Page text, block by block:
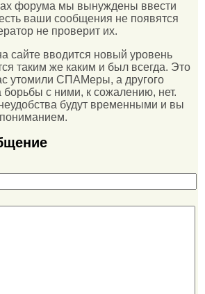
форума мы вынуждены ввести
ваши сообщения не появятся
не проверит их.
сайте вводится новый уровень
таким же каким и был всегда. Это
утомили СПАМеры, а другого
борьбы с ними, к сожалению, нет.
будут временными и вы
пониманием.